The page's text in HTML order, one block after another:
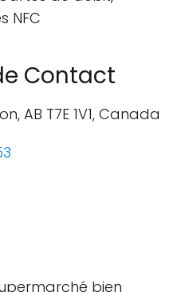
NFC
Contact
AB T7E 1V1, Canada
bien